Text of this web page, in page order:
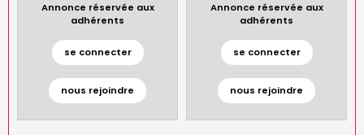
Annonce réservée aux
adhérents
se connecter
nous rejoindre
Annonce réservée aux
adhérents
se connecter
nous rejoindre